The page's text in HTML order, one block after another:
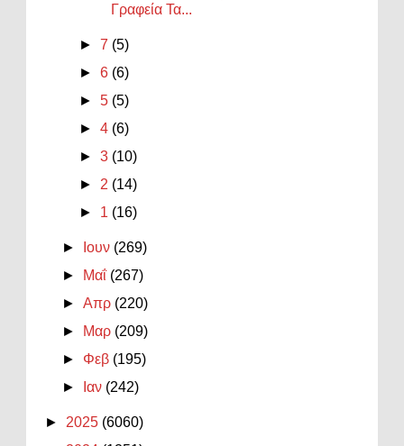
Γραφεία Τα...
►7 (5)
►6 (6)
►5 (5)
►4 (6)
►3 (10)
► 2 (14)
► 1 (16)
► Ιουν (269)
►
Μαΐ (267)
►Απρ (220)
►
Μαρ (209)
► Φεβ (195)
►
Ιαν (242)
► 2025 (6060)